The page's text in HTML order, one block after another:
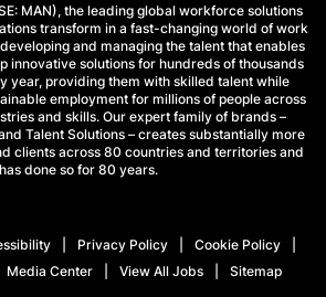
MAN), the leading global workforce solutions
transform in a fast-changing world of work
and managing the talent that enables
innovative solutions for hundreds of thousands
year, providing them with skilled talent while
employment for millions of people across
and skills. Our expert family of brands –
Talent Solutions – creates substantially more
clients across 80 countries and territories and
has done so for 80 years.
Privacy Policy Cookie Policy
Media Center View All Jobs Sitemap